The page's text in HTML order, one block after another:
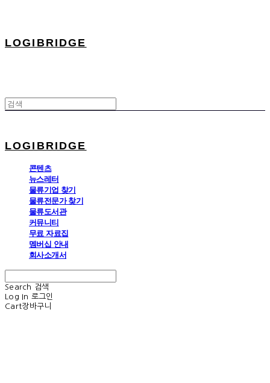
LOGIBRIDGE
LOGIBRIDGE
콘텐츠
뉴스레터
물류기업 찾기
물류전문가 찾기
물류도서관
커뮤니티
무료 자료집
멤버십 안내
회사소개서
Search
검색
Log In 로그인
Cart장바구니